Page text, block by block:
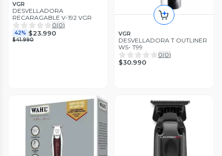
VGR
DESVELLADORA
RECARAGABLE V-192 VGR
0(0)
42% $23.990
$41.990
VGR
DESVELLADORA T OUTLINER
WS- T99
0(0)
$30.990